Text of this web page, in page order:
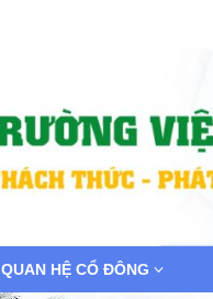
QUAN HỆ CỔ ĐÔNG